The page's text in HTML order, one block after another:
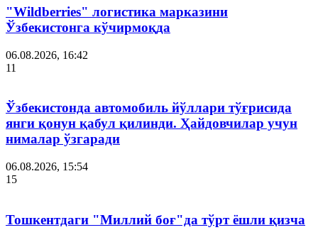
"Wildberries" логистика марказини
Ўзбекистонга кўчирмоқда
06.08.2026, 16:42
11
Ўзбекистонда автомобиль йўллари тўғрисида
янги қонун қабул қилинди. Ҳайдовчилар учун
нималар ўзгаради
06.08.2026, 15:54
15
Тошкентдаги "Миллий боғ"да тўрт ёшли қизча